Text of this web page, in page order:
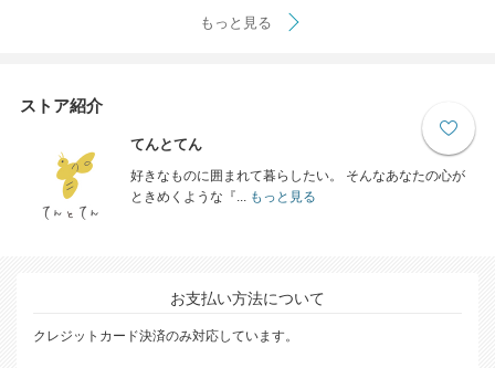
もっと見る
ストア紹介
てんとてん
好きなものに囲まれて暮らしたい。 そんなあなたの心が
ときめくような『...もっと見る
お支払い方法について
クレジットカード決済のみ対応しています。